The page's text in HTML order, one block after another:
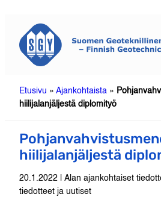
sisältöön
Etusivu » Ajankohtaista »
hiilijalanjäljestä diplomityö
hiilijalanjäljestä
20.1.2022 | Alan ajankohtaiset
tiedotteet ja uutiset